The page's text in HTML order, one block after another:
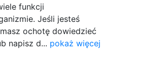
funkcji
Jeśli jesteś
ochotę dowiedzieć
napisz d... pokaż więcej